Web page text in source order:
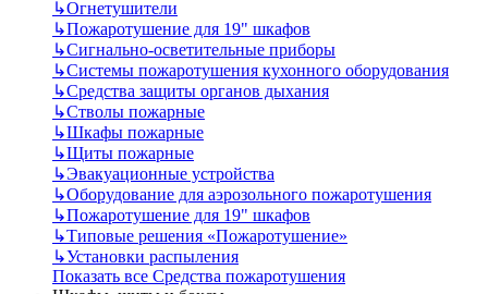
↳Огнетушители
↳Пожаротушение для 19" шкафов
↳Сигнально-осветительные приборы
↳Системы пожаротушения кухонного оборудования
↳Средства защиты органов дыхания
↳Стволы пожарные
↳Шкафы пожарные
↳Щиты пожарные
↳Эвакуационные устройства
↳Оборудование для аэрозольного пожаротушения
↳Пожаротушение для 19" шкафов
↳Типовые решения «Пожаротушение»
↳Установки распыления
Показать все Средства пожаротушения